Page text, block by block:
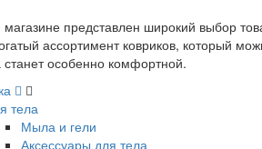
представлен широкий выбор
ассортимент ковриков, который
станет особенно комфортной.
тела
Мыла и гели
Аксессуары для тела